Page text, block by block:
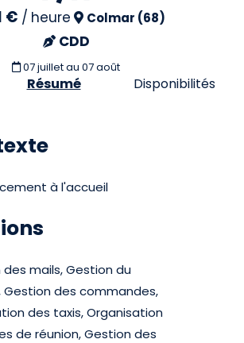
€ / heure Colmar (68)
CDD
07 juilletau 07 août
Résumé Disponibilités
à l'accueil
mails, Gestion du
Gestion des commandes,
des taxis, Organisation
de réunion, Gestion des